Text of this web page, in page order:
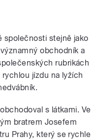
společnosti stejně jako
obchodník a
rubrikách
jízdu na lyžích
s látkami. Ve
bratrem Josefem
Prahy, který se rychle